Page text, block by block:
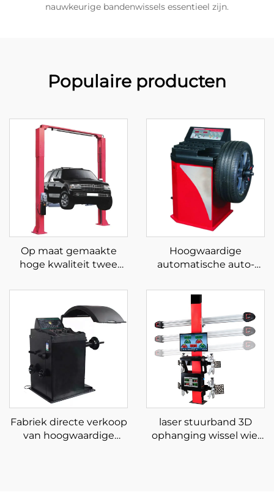
nauwkeurige bandenwissels essentieel zijn.
Populaire producten
Op maat gemaakte
hoge kwaliteit twee
twee koloms lift met CE
Hoogwaardige
automatische auto-
voor het balanceren van
banden
Fabriek directe verkoop
van hoogwaardige
laser stuurband 3D
ophanging wissel wiel